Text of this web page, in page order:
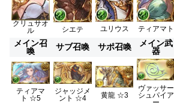
クリュサオ
ル
シエテ ユリウス ティアマト
メイン召
喚
サブ召喚 サポ召喚
メイン武
器
ティアマ
ト ☆5
ジャッジメ
ント ☆4
黄龍 ☆3
ヴァッサー
シュパイア
ー